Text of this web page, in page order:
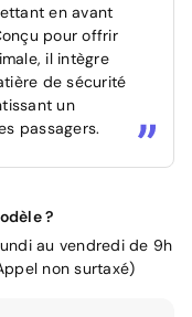
en avant
pour offrir
il intègre
de sécurité
un
passagers.
?
au vendredi de 9h
non surtaxé)